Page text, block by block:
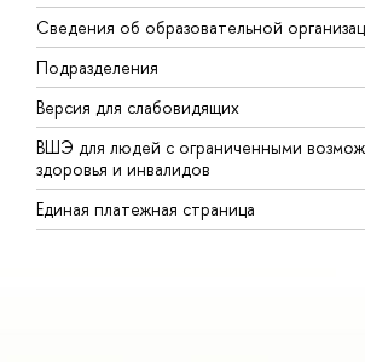
Сведения об образовательной
Подразделения
Версия для слабовидящих
ВШЭ для людей с ограниченными
здоровья и инвалидов
Единая платежная страница